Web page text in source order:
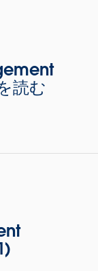
読む